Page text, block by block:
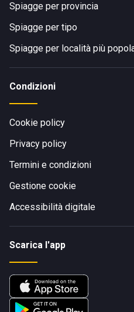
Spiagge per provincia
Spiagge per tipo
Spiagge per località più
Condizioni
Cookie policy
Privacy policy
Termini e condizioni
Gestione cookie
Accessibilità digitale
Scarica l'app